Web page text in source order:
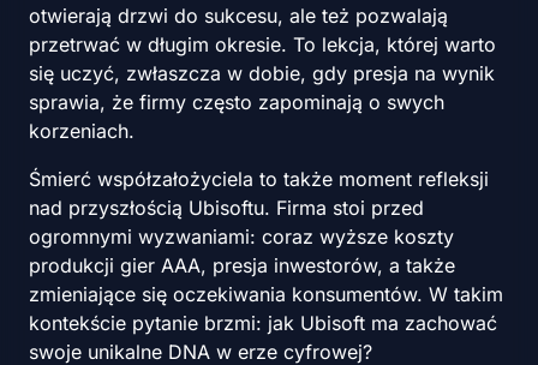
otwierają drzwi do sukcesu, ale też pozwalają
przetrwać w długim okresie. To lekcja, której warto
się uczyć, zwłaszcza w dobie, gdy presja na wynik
sprawia, że firmy często zapominają o swych
korzeniach.
Śmierć współzałożyciela to także moment refleksji
nad przyszłością Ubisoftu. Firma stoi przed
ogromnymi wyzwaniami: coraz wyższe koszty
produkcji gier AAA, presja inwestorów, a także
zmieniające się oczekiwania konsumentów. W takim
kontekście pytanie brzmi: jak Ubisoft ma zachować
swoje unikalne DNA w erze cyfrowej?